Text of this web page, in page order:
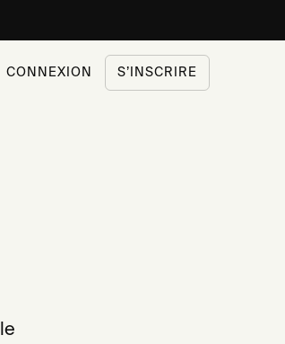
CONNEXION S’INSCRIRE